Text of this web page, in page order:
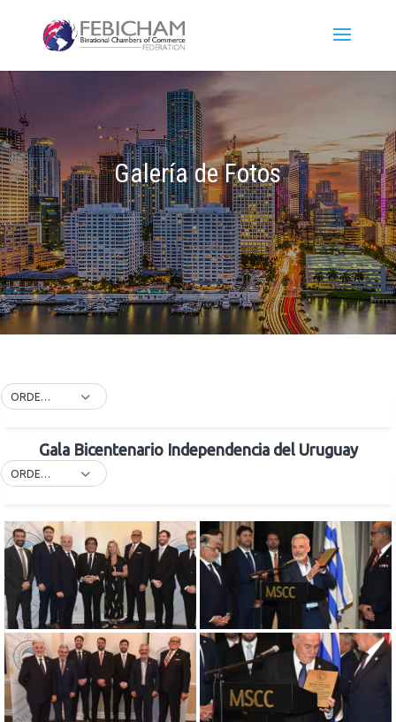
Galería de Fotos
ORDER BY DEFAULT
Gala Bicentenario Independencia del Uruguay
ORDER BY DEFAULT